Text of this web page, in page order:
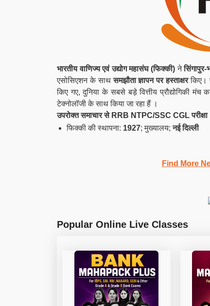
भारतीय वाणिज्य एवं उद्योग महासंघ (फिक्की)नेसिंगापुर-
एसोसिएशन के साथसमझौता ज्ञापन पर हस्ताक्षरकिए।
किए गए, दुनिया के सबसे बड़े वित्तीय प्रौद्योगिकी
टेक्नोलॉजी के साथ किया जा रहा हैं ।
उपरोक्त समाचार से RRB NTPC/SSC CGL परीक्षा
फिक्की की स्थापना: 1927; मुख्यालय;नई दिल्ली
Find More
Popular Online Live Classes